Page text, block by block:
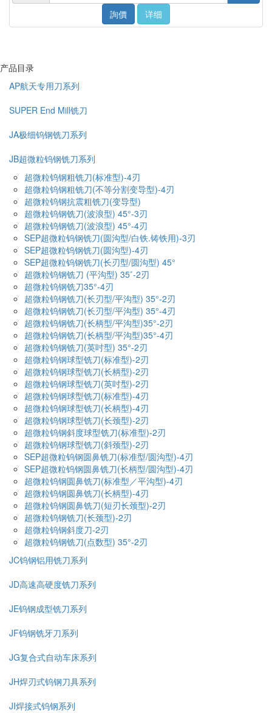
詢價
详细
产品目录
AP航天专用刀系列
SUPER End Mill铣刀
JA极细钨钢铣刀系列
JB超微粒钨钢铣刀系列
超微粒钨钢粗铣刀(标准型)-4刃
超微粒钨钢粗铣刀(不等分割变导型)-4刃
超微粒钨钢抗震粗铣刀(变导型)
超微粒钨钢铣刀(波浪型) 45°-3刃
超微粒钨钢铣刀(波浪型) 45°-4刃
SEP超微粒钨钢铣刀(圆沟型/白铁.铸铁用)-3刃
SEP超微粒钨钢铣刀(圆沟型)-4刃
SEP超微粒钨钢铣刀(长刃型/圆沟型) 45°
超微粒钨钢铣刀 (平沟型) 35˚-2刃
超微粒钨钢铣刀35°-4刃
超微粒钨钢铣刀(长刃型/平沟型) 35°-2刃
超微粒钨钢铣刀(长刃型/平沟型) 35°-4刃
超微粒钨钢铣刀(长柄型/平沟型)35°-2刃
超微粒钨钢铣刀(长柄型/平沟型)35°-4刃
超微粒钨钢铣刀(英吋型) 35°-2刃
超微粒钨钢球型铣刀(标准型)-2刃
超微粒钨钢球型铣刀(长柄型)-2刃
超微粒钨钢球型铣刀(英吋型)-2刃
超微粒钨钢球型铣刀(标准型)-4刃
超微粒钨钢球型铣刀(长柄型)-4刃
超微粒钨钢球型铣刀(长颈型)-2刃
超微粒钨钢斜度球型铣刀(标准型)-2刃
超微粒钨钢球型铣刀(斜颈型)-2刃
SEP超微粒钨钢圆鼻铣刀(标准型/圆沟型)-4刃
SEP超微粒钨钢圆鼻铣刀(长柄型/圆沟型)-4刃
超微粒钨钢圆鼻铣刀(标准型／平沟型)-4刃
超微粒钨钢圆鼻铣刀(长柄型)-4刃
超微粒钨钢圆鼻铣刀(短刃长颈型)-2刃
超微粒钨钢铣刀(长颈型)-2刃
超微粒钨钢斜度刀-2刃
超微粒钨钢铣刀(点数型) 35°-2刃
JC钨钢铝用铣刀系列
JD高速高硬度铣刀系列
JE钨钢成型铣刀系列
JF钨钢铣牙刀系列
JG复合式自动车床系列
JH焊刃式钨钢刀具系列
JI焊接式钨钢系列